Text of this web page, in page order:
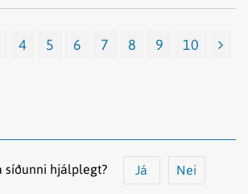
4 5 6 7 8 9 10
síðunni hjálplegt? Já Nei